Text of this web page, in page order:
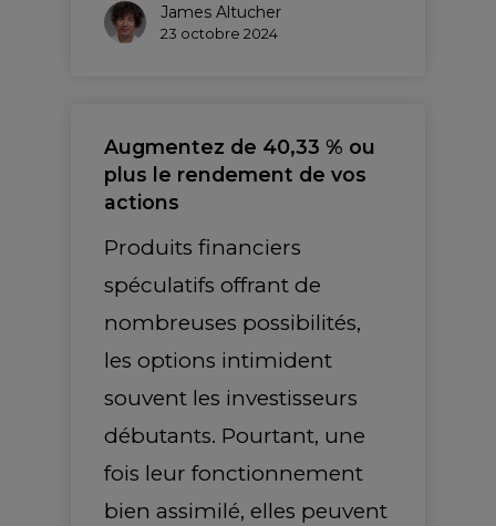
James Altucher
23 octobre 2024
Augmentez de 40,33 % ou
plus le rendement de vos
actions
Produits financiers
spéculatifs offrant de
nombreuses possibilités,
les options intimident
souvent les investisseurs
débutants. Pourtant, une
fois leur fonctionnement
bien assimilé, elles peuvent